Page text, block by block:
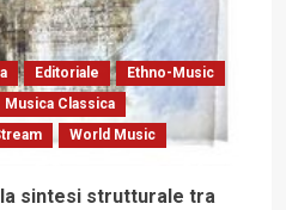
Editoriale
Ethno-Music
Musica Classica
World Music
sintesi strutturale tra